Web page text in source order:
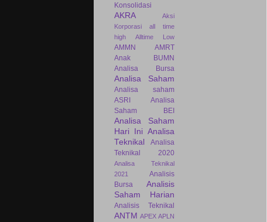
Konsolidasi
AKRA
Aksi
Korporasi
all time
high
Alltime Low
AMMN
AMRT
Anak BUMN
Analisa Bursa
Analisa Saham
Analisa saham
ASRI
Analisa
Saham BEI
Analisa Saham
Hari Ini Analisa
Teknikal
Analisa
Teknikal 2020
Analisa Teknikal
2021
Analisis
Bursa
Analisis
Saham Harian
Analisis Teknikal
ANTM APEX APLN